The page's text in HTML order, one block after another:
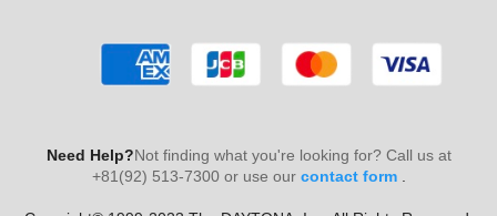
Need Help?Not finding what you're looking for? Call us at
+81(92) 513-7300 or use our contact form.